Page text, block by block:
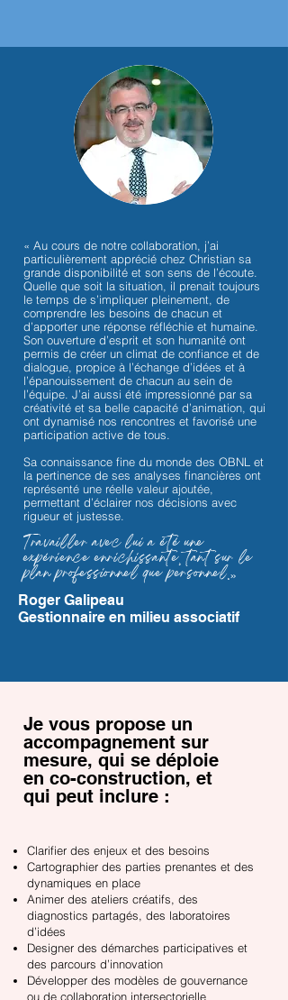
« Au cours de notre collaboration, j’ai
particulièrement apprécié chez Christian sa
grande disponibilité et son sens de l’écoute.
Quelle que soit la situation, il prenait toujours
le temps de s’impliquer pleinement, de
comprendre les besoins de chacun et
d’apporter une réponse réfléchie et humaine.
Son ouverture d’esprit et son humanité ont
permis de créer un climat de confiance et de
dialogue, propice à l’échange d’idées et à
l’épanouissement de chacun au sein de
l’équipe. J’ai aussi été impressionné par sa
créativité et sa belle capacité d’animation, qui
ont dynamisé nos rencontres et favorisé une
participation active de tous.
Sa connaissance fine du monde des OBNL et
la pertinence de ses analyses financières ont
représenté une réelle valeur ajoutée,
permettant d’éclairer nos décisions avec
rigueur et justesse.
Travailler avec lui a été une
expérience enrichissante, tant sur le
plan professionnel que personnel.»
Roger Galipeau
Gestionnaire en milieu associatif
Je vous propose un
accompagnement sur
mesure, qui se déploie
en co-construction, et
qui peut inclure :
Clarifier des enjeux et des besoins
Cartographier des parties prenantes et des
dynamiques en place
Animer des ateliers créatifs, des
diagnostics partagés, des laboratoires
d’idées
Designer des démarches participatives et
des parcours d’innovation
Développer des modèles de gouvernance
ou de collaboration intersectorielle